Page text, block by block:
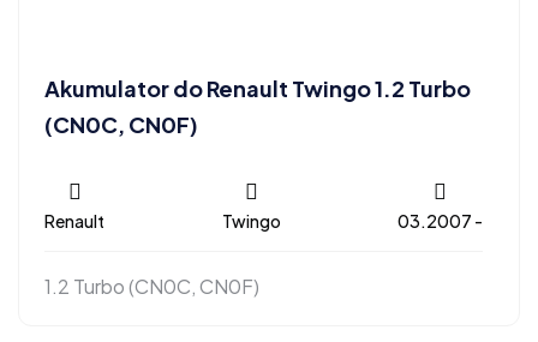
Akumulator do Renault Twingo 1.2 Turbo
(CN0C, CN0F)
Renault Twingo 03.2007 -
1.2 Turbo (CN0C, CN0F)